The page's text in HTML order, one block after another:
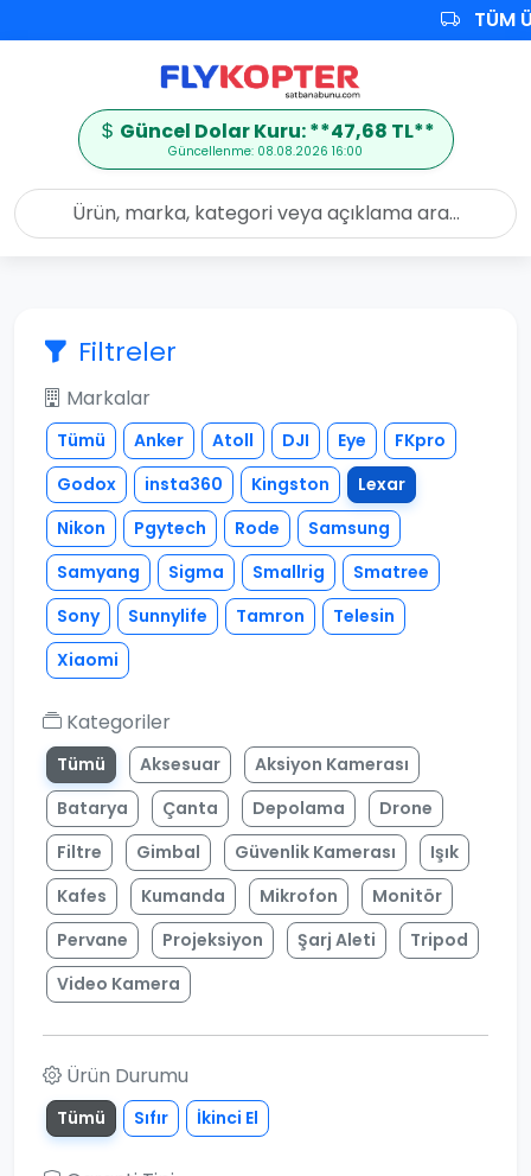
TÜM
Güncel Dolar Kuru: **47,68 TL**
Güncellenme: 08.08.2026 16:00
Filtreler
Markalar
Tümü Anker Atoll DJI Eye
FKpro
Godox
insta360 Kingston
Lexar
Nikon
Pgytech Rode
Samsung
Samyang
Sigma Smallrig
Smatree
Sony
Sunnylife Tamron
Telesin
Xiaomi
Kategoriler
Tümü Aksesuar
Aksiyon Kamerası
Batarya
Çanta Depolama
Drone
Filtre
Gimbal Güvenlik Kamerası
Işık
Kafes
Kumanda Mikrofon
Monitör
Pervane
Projeksiyon Şarj Aleti
Tripod
Video Kamera
Ürün Durumu
Tümü Sıfır İkinci El